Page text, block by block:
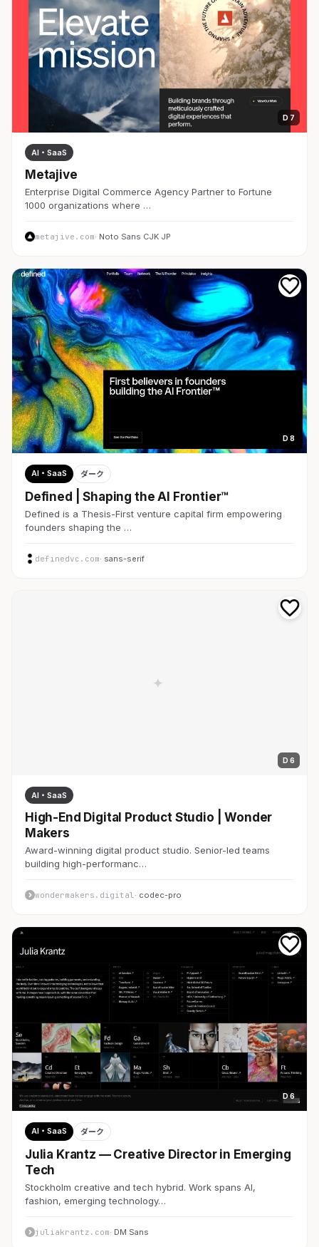
D 7
AI・SaaS
Metajive
Enterprise Digital Commerce Agency Partner to Fortune
1000 organizations where …
metajive.com· Noto Sans CJK JP
D 8
AI・SaaS ダーク
Defined | Shaping the AI Frontier™
Defined is a Thesis-First venture capital firm empowering
founders shaping the …
definedvc.com· sans-serif
D 6
AI・SaaS
High-End Digital Product Studio | Wonder
Makers
Award-winning digital product studio. Senior-led teams
building high-performanc…
wondermakers.digital · codec-pro
D 6
AI・SaaS ダーク
Julia Krantz — Creative Director in Emerging
Tech
Stockholm creative and tech hybrid. Work spans AI,
fashion, emerging technology…
juliakrantz.com· DM Sans